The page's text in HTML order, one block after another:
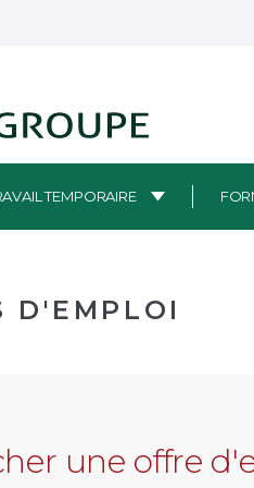
TEMPORAIRE
D'EMPLOI
une offre